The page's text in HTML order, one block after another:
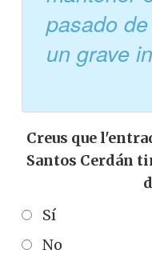
pasado
un grave
Creus que
Santos Cerdán
Sí
No